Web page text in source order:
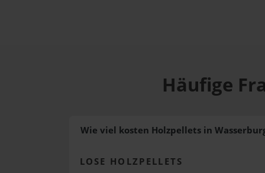
Häufige
Wie viel kosten Holzpellets in
LOSE HOLZPELLETS